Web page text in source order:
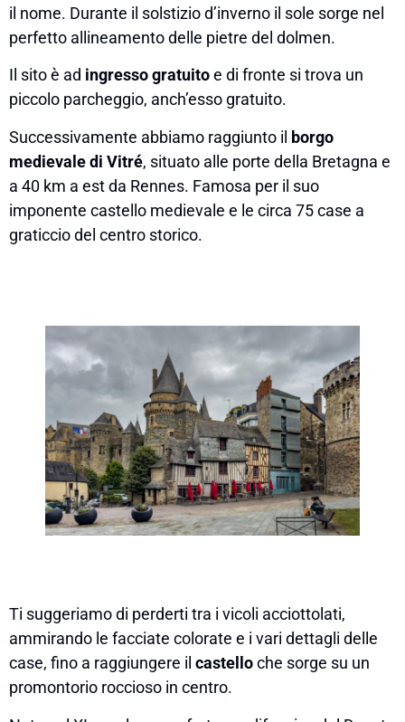
il nome. Durante il solstizio d’inverno il sole sorge nel
perfetto allineamento delle pietre del dolmen.
Il sito è ad ingresso gratuitoe di fronte si trova un
piccolo parcheggio, anch’esso gratuito.
Successivamente abbiamo raggiunto il borgo
medievale di Vitré, situato alle porte della Bretagna e
a 40 km a est da Rennes. Famosa per il suo
imponente castello medievale e le circa 75 case a
graticcio del centro storico.
Ti suggeriamo di perderti tra i vicoli acciottolati,
ammirando le facciate colorate e i vari dettagli delle
case, fino a raggiungere il castelloche sorge su un
promontorio roccioso in centro.